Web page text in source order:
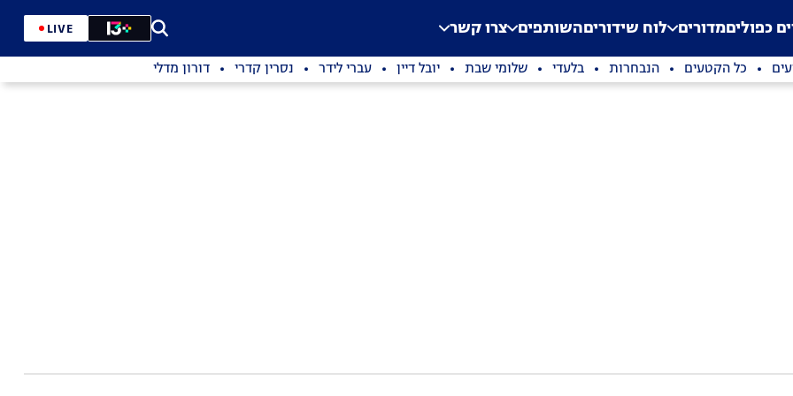
Application error: a
. כפוליםמדורים לוח שידוריםהשותפים צרו קשר LIVE
כל הקטעים הנבחרות בלעדי שלומי שבת יובל דיין עברי לידר נסרין קדרי דורון מדלי